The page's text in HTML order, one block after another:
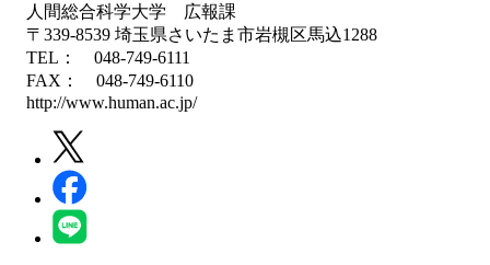
人間総合科学大学 広報課
〒339-8539 埼玉県さいたま市岩槻区馬込1288
TEL： 048-749-6111
FAX： 048-749-6110
http://www.human.ac.jp/